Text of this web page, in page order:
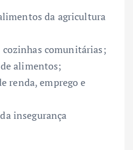
da agricultura
cozinhas comunitárias;
alimentos;
renda, emprego e
insegurança